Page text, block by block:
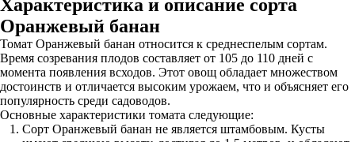
Характеристика и описание сорта
Оранжевый банан
Томат Оранжевый банан относится к среднеспелым сортам.
Время созревания плодов составляет от 105 до 110 дней с
момента появления всходов. Этот овощ обладает множеством
достоинств и отличается высоким урожаем, что и объясняет его
популярность среди садоводов.
Основные характеристики томата следующие:
Сорт Оранжевый банан не является штамбовым. Кусты